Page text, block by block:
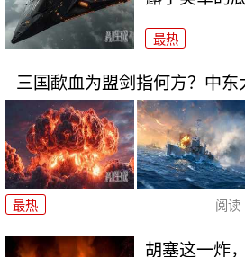
最热
三国歃血为盟剑指何方？中东
最热 阅读
胡塞这一炸